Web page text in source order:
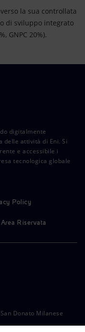
la sua controllata
di sviluppo integrato
GNPC 20%).
digitalmente
delle attività di Eni. Si
e accessibile i
tecnologica globale
Policy
Riservata
Donato Milanese